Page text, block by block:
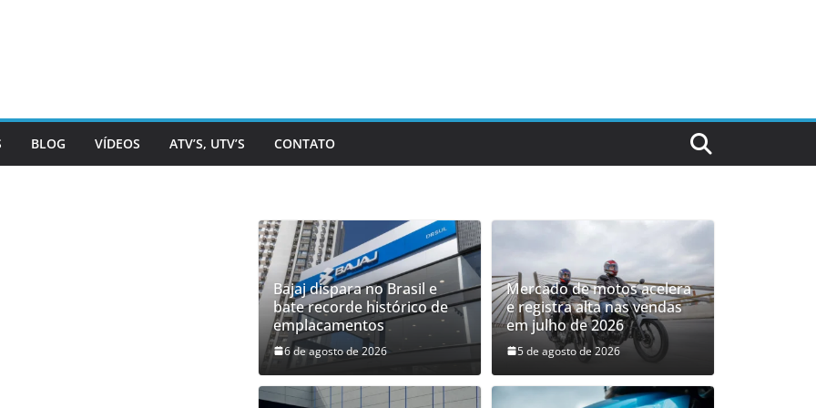
BLOG VÍDEOS ATV’S, UTV’S CONTATO
Bajaj dispara no Brasil e
bate recorde histórico de
emplacamentos
6 de agosto de 2026
Mercado de motos acelera
e registra alta nas vendas
em julho de 2026
5 de agosto de 2026